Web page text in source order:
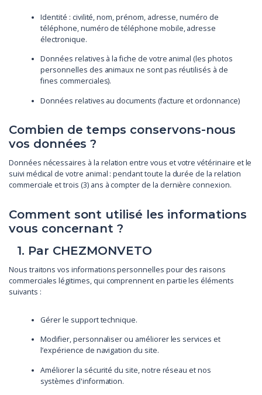
Identité : civilité, nom, prénom, adresse, numéro de
téléphone, numéro de téléphone mobile, adresse
électronique.
Données relatives à la fiche de votre animal (les photos
personnelles des animaux ne sont pas réutilisés à de
fines commerciales).
Données relatives au documents (facture et ordonnance)
Combien de temps conservons-nous
vos données ?
Données nécessaires à la relation entre vous et votre vétérinaire et le
suivi médical de votre animal : pendant toute la durée de la relation
commerciale et trois (3) ans à compter de la dernière connexion.
Comment sont utilisé les informations
vous concernant ?
1. Par CHEZMONVETO
Nous traitons vos informations personnelles pour des raisons
commerciales légitimes, qui comprennent en partie les éléments
suivants :
Gérer le support technique.
Modifier, personnaliser ou améliorer les services et
l’expérience de navigation du site.
Améliorer la sécurité du site, notre réseau et nos
systèmes d'information.